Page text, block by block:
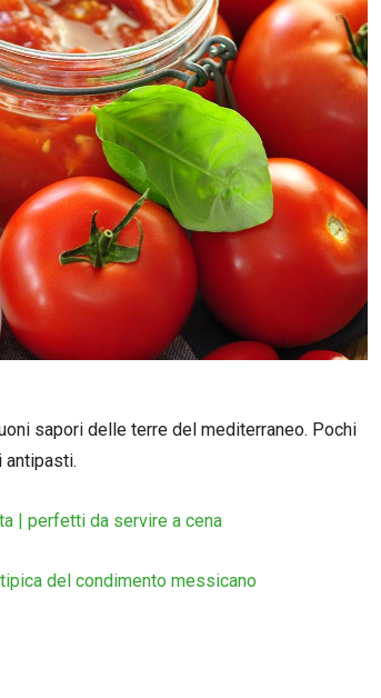
sapori delle terre del mediterraneo. Pochi
| perfetti da servire a cena
del condimento messicano